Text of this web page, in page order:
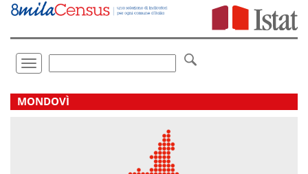
Vai
direttamente
Toggle
navigation
.
MONDOVÌ